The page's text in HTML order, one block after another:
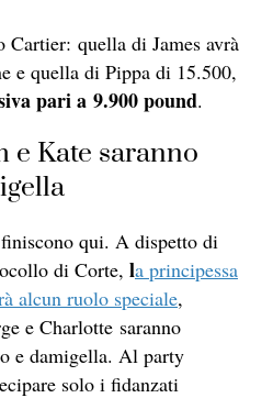
Cartier: quella di James avrà
e quella di Pippa di 15.500,
pari a 9.900 pound.
Kate saranno
qui. A dispetto di
di Corte, la principessa
alcun ruolo speciale,
e Charlotte saranno
e damigella. Al party
solo i fidanzati